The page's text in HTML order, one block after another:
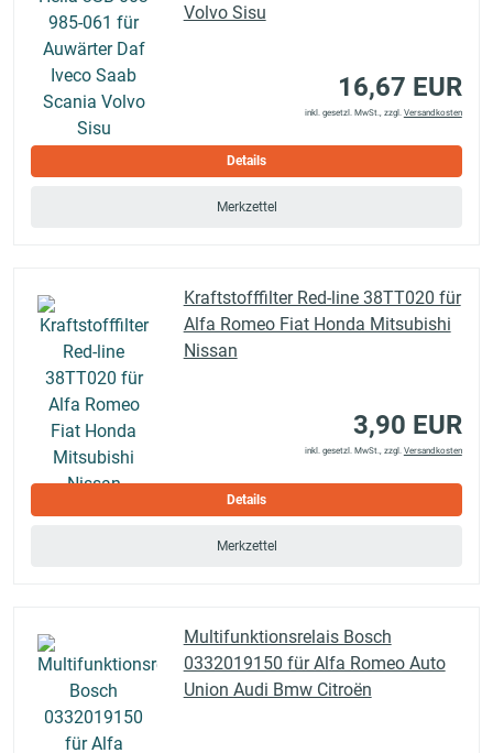
Volvo Sisu
16,67 EUR
inkl. gesetzl. MwSt., zzgl. Versandkosten
Details
Merkzettel
Kraftstofffilter Red-line 38TT020 für
Alfa Romeo Fiat Honda Mitsubishi
Nissan
3,90 EUR
inkl. gesetzl. MwSt., zzgl. Versandkosten
Details
Merkzettel
Multifunktionsrelais Bosch
0332019150 für Alfa Romeo Auto
Union Audi Bmw Citroën